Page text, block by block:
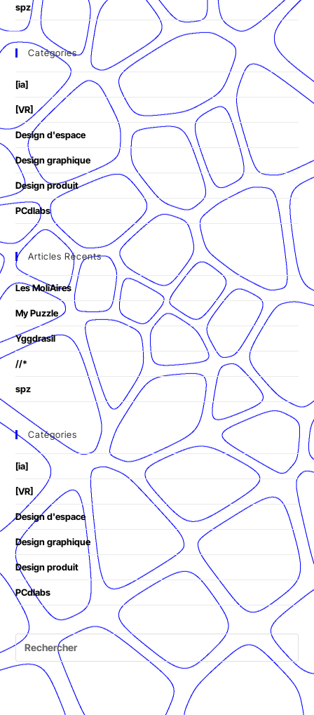
spz
Catégories
[ia]
[VR]
Design d'espace
Design graphique
Design produit
PCdlabs
Articles Récents
Les MoliAires
My Puzzle
Yggdrasil
//*
spz
Catégories
[ia]
[VR]
Design d'espace
Design graphique
Design produit
PCdlabs